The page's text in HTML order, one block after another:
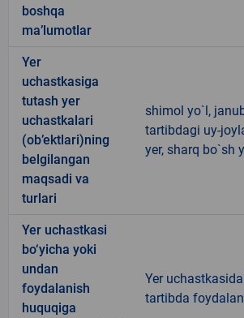
boshqa
ma’lumotlar
Yer
uchastkasiga
tutash yer
uchastkalari
(ob’ektlari)ning
belgilangan
maqsadi va
turlari
shimol yo`l,
tartibdagi uy-
yer, sharq bo`sh
Yer uchastkasi
bo‘yicha yoki
undan
foydalanish
huquqiga
Yer
tartibda